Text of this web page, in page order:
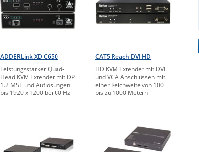
ADDERLink XD C650
Leistungsstarker Quad-
Head KVM Extender mit DP
1.2 MST und Auflösungen
bis 1920 x 1200 bei 60 Hz
CAT5 Reach DVI HD
HD KVM Extender mit DVI
und VGA Anschlüssen mit
einer Reichweite von 100
bis zu 1000 Metern